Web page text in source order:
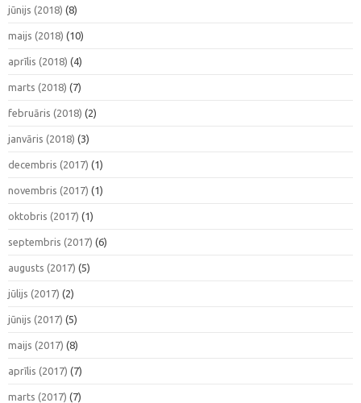
jūnijs (2018) (8)
maijs (2018) (10)
aprīlis (2018) (4)
marts (2018) (7)
februāris (2018) (2)
janvāris (2018) (3)
decembris (2017) (1)
novembris (2017) (1)
oktobris (2017) (1)
septembris (2017) (6)
augusts (2017) (5)
jūlijs (2017) (2)
jūnijs (2017) (5)
maijs (2017) (8)
aprīlis (2017) (7)
marts (2017) (7)